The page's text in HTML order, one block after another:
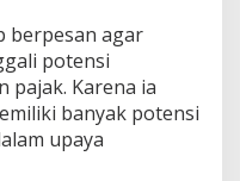
berpesan agar
potensi
pajak. Karena ia
banyak potensi
upaya